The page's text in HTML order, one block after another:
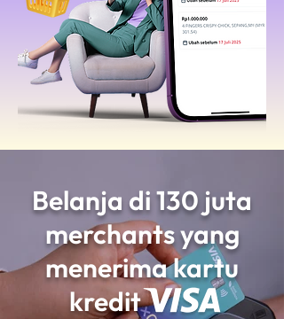
Belanja di 130 juta
merchants yang
menerima kartu
kredit